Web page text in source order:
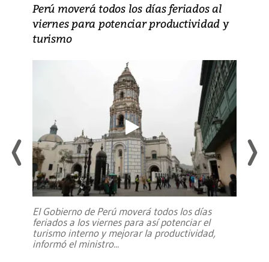
Perú moverá todos los días feriados al
viernes para potenciar productividad y
turismo
El Gobierno de Perú moverá todos los días
feriados a los viernes para así potenciar el
turismo interno y mejorar la productividad,
informó el ministro...